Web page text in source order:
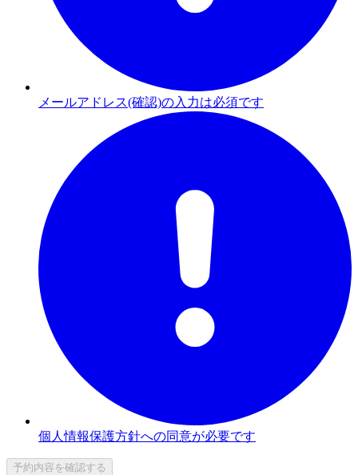
メールアドレス(確認)の入力は必須です
個人情報保護方針への同意が必要です
予約内容を確認する